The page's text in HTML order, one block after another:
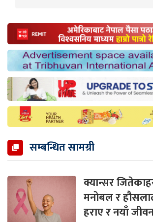
सम्बन्धित सामग्री
क्यान्सर
मनोबल र
हराए र नयाँ